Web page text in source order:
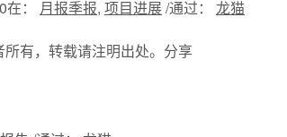
在： 月报季报, 项目进展/通过： 龙猫
有，转载请注明出处。 分享